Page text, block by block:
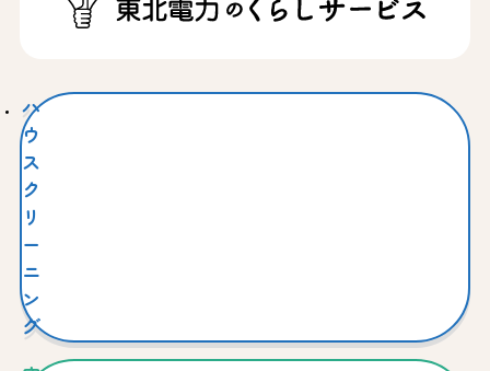
ハ
ウ
ス
ク
リ
ー
ニ
ン
グ